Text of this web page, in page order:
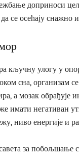
доприноси
се осећају снажно
кључну улогу у
сна, организам
а мозак обрађује
имати негативан
ниво енергије и
за побољшање